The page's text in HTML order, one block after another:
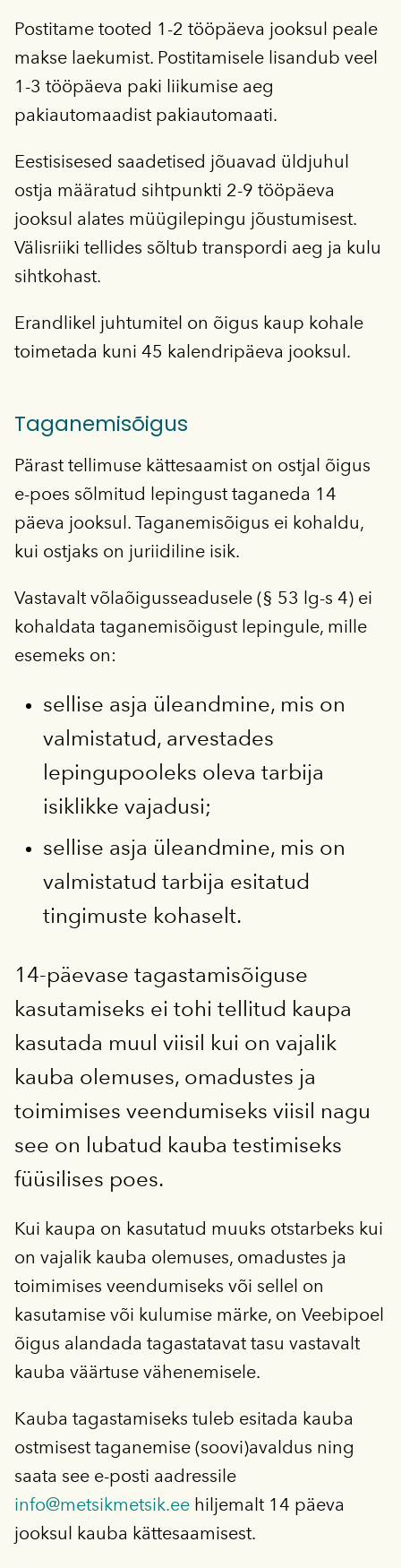
Postitame tooted 1-2 tööpäeva jooksul peale
makse laekumist. Postitamisele lisandub veel
1-3 tööpäeva paki liikumise aeg
pakiautomaadist pakiautomaati.
Eestisisesed saadetised jõuavad üldjuhul
ostja määratud sihtpunkti 2-9 tööpäeva
jooksul alates müügilepingu jõustumisest.
Välisriiki tellides sõltub transpordi aeg ja kulu
sihtkohast.
Erandlikel juhtumitel on õigus kaup kohale
toimetada kuni 45 kalendripäeva jooksul.
Taganemisõigus
Pärast tellimuse kättesaamist on ostjal õigus
e-poes sõlmitud lepingust taganeda 14
päeva jooksul. Taganemisõigus ei kohaldu,
kui ostjaks on juriidiline isik.
Vastavalt võlaõigusseadusele (§ 53 lg-s 4) ei
kohaldata taganemisõigust lepingule, mille
esemeks on:
sellise asja üleandmine, mis on
valmistatud, arvestades
lepingupooleks oleva tarbija
isiklikke vajadusi;
sellise asja üleandmine, mis on
valmistatud tarbija esitatud
tingimuste kohaselt.
14-päevase tagastamisõiguse
kasutamiseks ei tohi tellitud kaupa
kasutada muul viisil kui on vajalik
kauba olemuses, omadustes ja
toimimises veendumiseks viisil nagu
see on lubatud kauba testimiseks
füüsilises poes.
Kui kaupa on kasutatud muuks otstarbeks kui
on vajalik kauba olemuses, omadustes ja
toimimises veendumiseks või sellel on
kasutamise või kulumise märke, on Veebipoel
õigus alandada tagastatavat tasu vastavalt
kauba väärtuse vähenemisele.
Kauba tagastamiseks tuleb esitada kauba
ostmisest taganemise (soovi)avaldus ning
saata see e-posti aadressile
info@metsikmetsik.ee hiljemalt 14 päeva
jooksul kauba kättesaamisest.